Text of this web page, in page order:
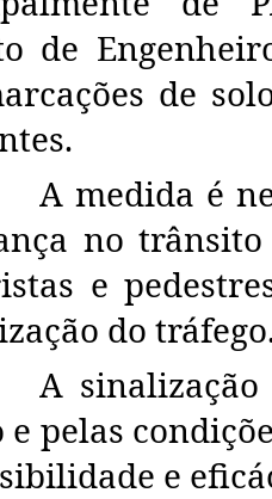
de
de
A medida é
no
e
do
A sinalização
e pelas
e